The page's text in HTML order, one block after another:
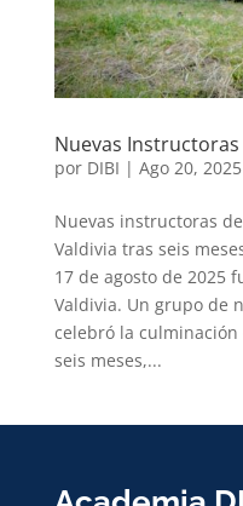
Nuevas Instructoras
por DIBI | Ago 20, 2025
Nuevas instructoras
Valdivia tras seis
17 de agosto de 2025
Valdivia. Un grupo de
celebró la
seis meses,...